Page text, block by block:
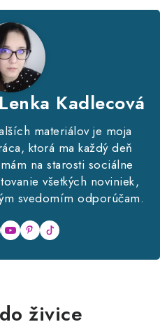
Kadlecová
materiálov je moja
ktorá ma každý deň
na starosti sociálne
všetkých noviniek,
svedomím odporúčam.
živice